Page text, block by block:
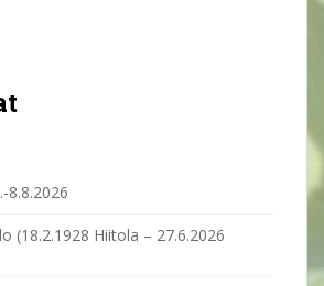
8.8.2026
(18.2.1928 Hiitola – 27.6.2026